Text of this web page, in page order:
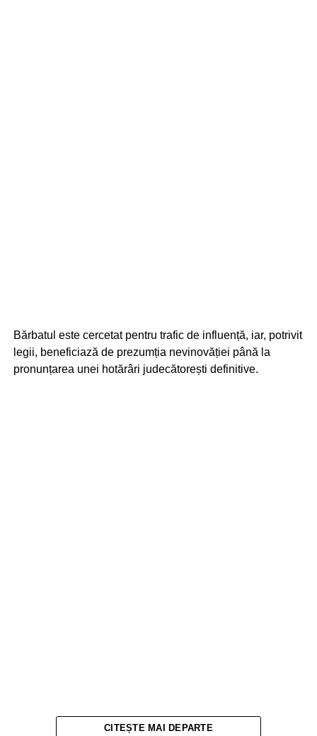
Bărbatul este cercetat pentru trafic de influență, iar, potrivit
legii, beneficiază de prezumția nevinovăției până la
pronunțarea unei hotărâri judecătorești definitive.
CITEȘTE MAI DEPARTE